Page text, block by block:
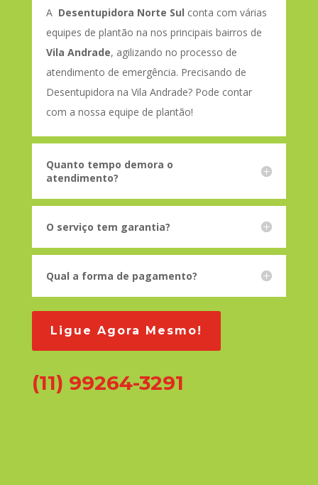
A Desentupidora Norte Sul conta com várias
equipes de plantão na nos principais bairros de
Vila Andrade, agilizando no processo de
atendimento de emergência. Precisando de
Desentupidora na Vila Andrade? Pode contar
com a nossa equipe de plantão!
Quanto tempo demora o
atendimento?
O serviço tem garantia?
Qual a forma de pagamento?
Ligue Agora Mesmo!
(11) 99264-3291